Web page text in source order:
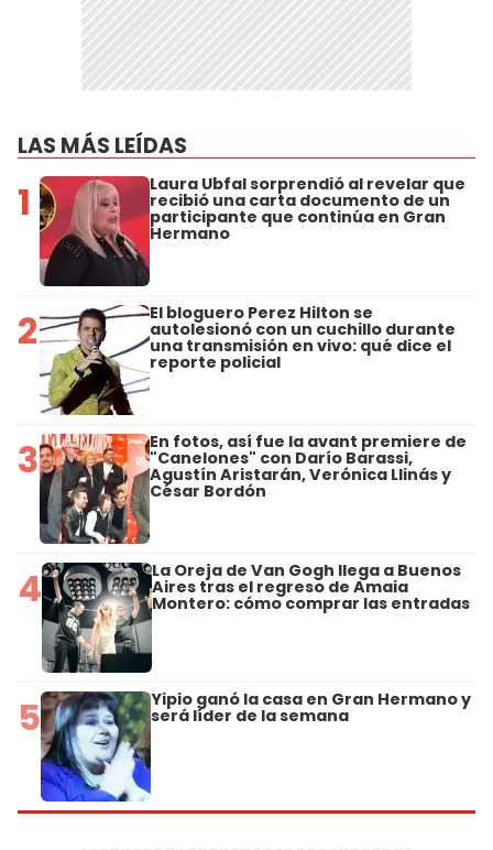
LAS MÁS LEÍDAS
1 Laura Ubfal sorprendió al revelar que
recibió una carta documento de un
participante que continúa en Gran
Hermano
2 El bloguero Perez Hilton se
autolesionó con un cuchillo durante
una transmisión en vivo: qué dice el
reporte policial
3 En fotos, así fue la avant premiere de
"Canelones" con Darío Barassi,
Agustín Aristarán, Verónica Llinás y
César Bordón
4 La Oreja de Van Gogh llega a Buenos
Aires tras el regreso de Amaia
Montero: cómo comprar las entradas
5 Yipio ganó la casa en Gran Hermano y
será líder de la semana